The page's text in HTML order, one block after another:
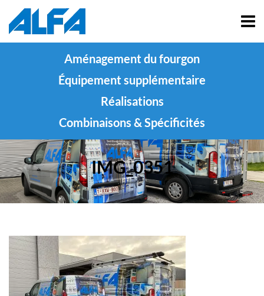
Aménagement du fourgon
Équipement supplémentaire
Réalisations
Combinaisons & Spécificités
IMG_0351